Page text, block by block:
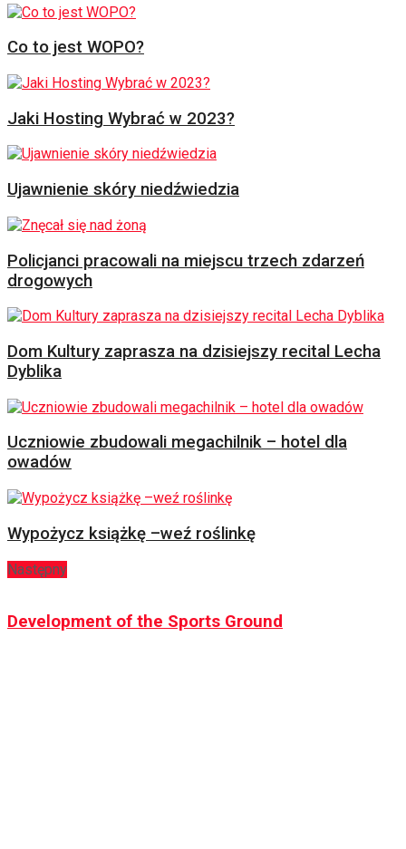
Co to jest WOPO?
Jaki Hosting Wybrać w 2023?
Ujawnienie skóry niedźwiedzia
Policjanci pracowali na miejscu trzech zdarzeń
drogowych
Dom Kultury zaprasza na dzisiejszy recital Lecha
Dyblika
Uczniowie zbudowali megachilnik – hotel dla
owadów
Wypożycz książkę –weź roślinkę
Następny
Development of the Sports Ground